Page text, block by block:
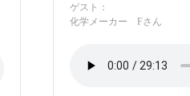
ゲスト：
化学メーカー Fさん